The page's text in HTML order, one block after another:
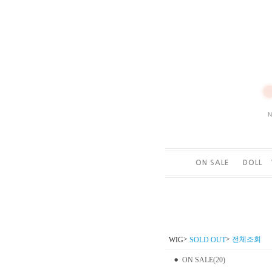
ON SALE DOLL
WIG> SOLD OUT> 전체조회
ON SALE(20)